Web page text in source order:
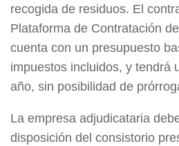
recogida de residuos. El
Plataforma de Contratación
cuenta con un presupuesto
impuestos incluidos, y tendrá
año, sin posibilidad de
La empresa adjudicataria
disposición del consistorio